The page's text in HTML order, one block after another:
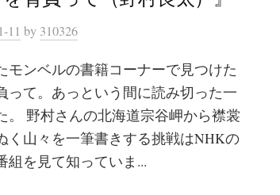
11 by 310326
モンベルの書籍コーナーで見つけた
って。あっという間に読み切った一
。 野村さんの北海道宗谷岬から襟裳
く山々を一筆書きする挑戦はNHKの
組を見て知っていま...